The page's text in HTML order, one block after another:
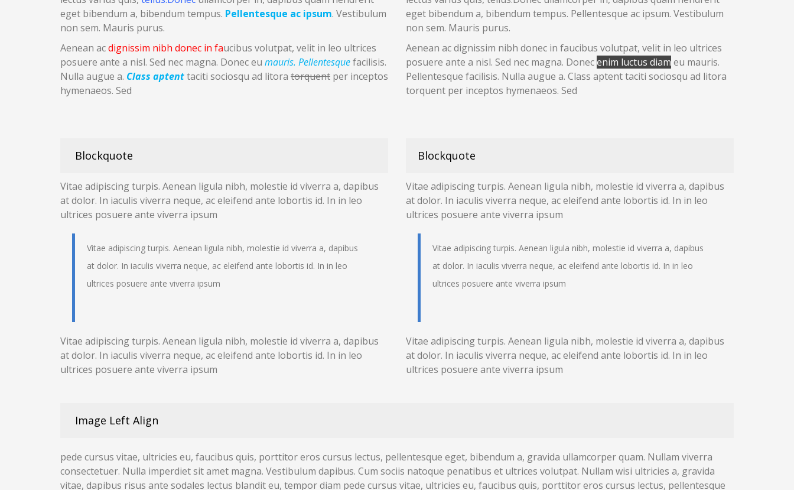
eget bibendum a, bibendum tempus. Pellentesque ac ipsum. Vestibulum
non sem. Mauris purus.
Aenean acdignissim nibh donec in faucibus volutpat, velit in leo ultrices
posuere ante a nisl. Sed nec magna. Donec eu mauris. Pellentesquefacilisis.
Nulla augue a. Class aptenttaciti sociosqu ad litora torquent per inceptos
hymenaeos. Sed
eget bibendum a, bibendum tempus. Pellentesque ac ipsum. Vestibulum
non sem. Mauris purus.
Aenean ac dignissim nibh donec in faucibus volutpat, velit in leo ultrices
posuere ante a nisl. Sed nec magna. Donecenim luctus diam eu mauris.
Pellentesque facilisis. Nulla augue a. Class aptent taciti sociosqu ad litora
torquent per inceptos hymenaeos. Sed
Blockquote
Vitae adipiscing turpis. Aenean ligula nibh, molestie id viverra a, dapibus
at dolor. In iaculis viverra neque, ac eleifend ante lobortis id. In in leo
ultrices posuere ante viverra ipsum
Vitae adipiscing turpis. Aenean ligula nibh, molestie id viverra a, dapibus
at dolor. In iaculis viverra neque, ac eleifend ante lobortis id. In in leo
ultrices posuere ante viverra ipsum
Vitae adipiscing turpis. Aenean ligula nibh, molestie id viverra a, dapibus
at dolor. In iaculis viverra neque, ac eleifend ante lobortis id. In in leo
ultrices posuere ante viverra ipsum
Blockquote
Vitae adipiscing turpis. Aenean ligula nibh, molestie id viverra a, dapibus
at dolor. In iaculis viverra neque, ac eleifend ante lobortis id. In in leo
ultrices posuere ante viverra ipsum
Vitae adipiscing turpis. Aenean ligula nibh, molestie id viverra a, dapibus
at dolor. In iaculis viverra neque, ac eleifend ante lobortis id. In in leo
ultrices posuere ante viverra ipsum
Vitae adipiscing turpis. Aenean ligula nibh, molestie id viverra a, dapibus
at dolor. In iaculis viverra neque, ac eleifend ante lobortis id. In in leo
ultrices posuere ante viverra ipsum
Image Left Align
pede cursus vitae, ultricies eu, faucibus quis, porttitor eros cursus lectus, pellentesque eget, bibendum a, gravida ullamcorper quam. Nullam viverra
consectetuer. Nulla imperdiet sit amet magna. Vestibulum dapibus. Cum sociis natoque penatibus et ultrices volutpat. Nullam wisi ultricies a, gravida
vitae, dapibus risus ante sodales lectus blandit eu, tempor diam pede cursus vitae, ultricies eu, faucibus quis, porttitor eros cursus lectus, pellentesque